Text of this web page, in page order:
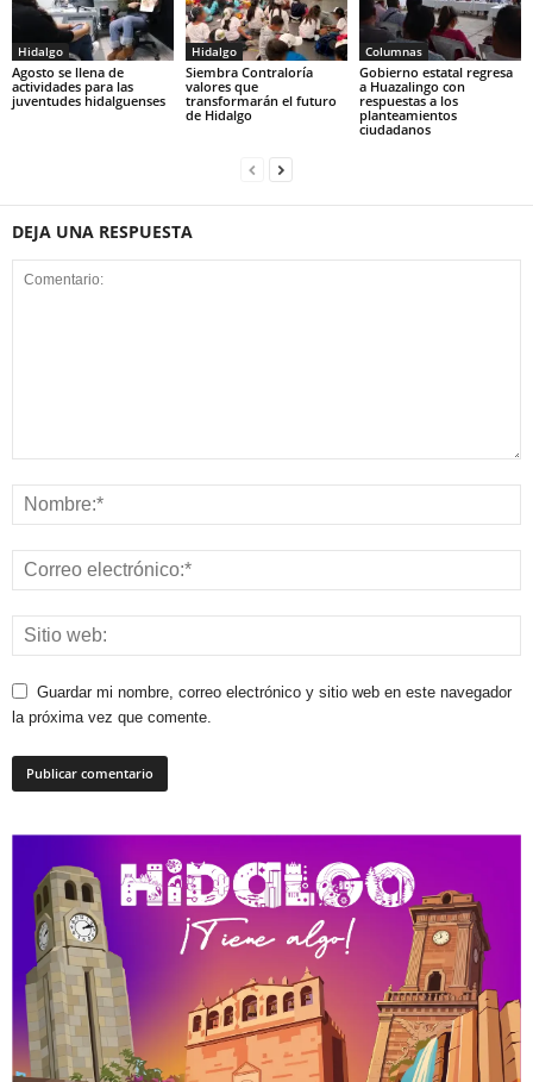
Hidalgo
Agosto se llena de
actividades para las
juventudes hidalguenses
Hidalgo
Siembra Contraloría
valores que
transformarán el futuro
de Hidalgo
Columnas
Gobierno estatal regresa
a Huazalingo con
respuestas a los
planteamientos
ciudadanos
DEJA UNA RESPUESTA
Guardar mi nombre, correo electrónico y sitio web en este navegador
la próxima vez que comente.